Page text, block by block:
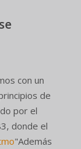
con un
de
por el
donde el
"Además